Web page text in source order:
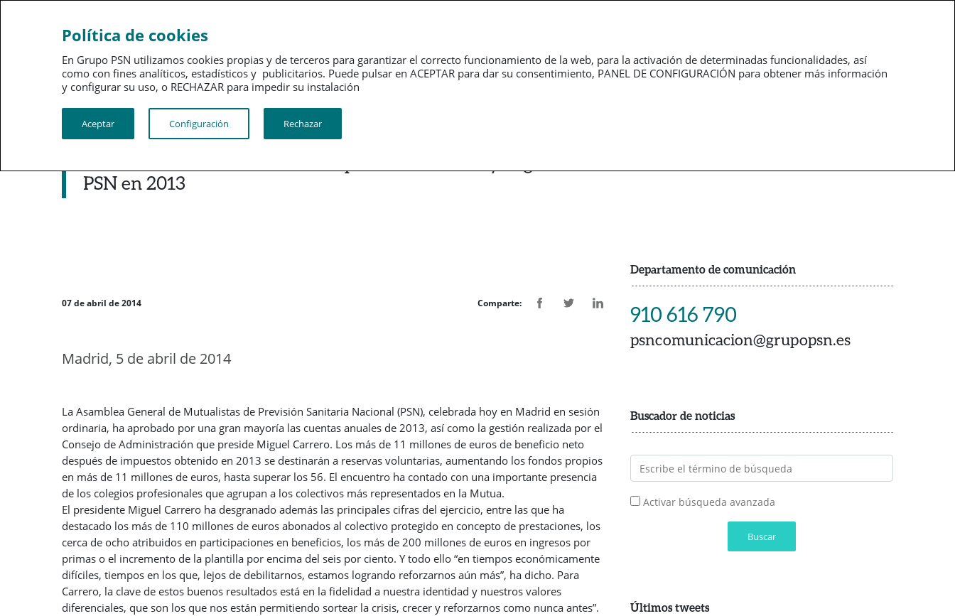
PSN
PSN al día Kit de prensa Revistas
Noticias destacadas
PSN en 2013
07 de abril de 2014 Comparte:
Madrid, 5 de abril de 2014
La Asamblea General de Mutualistas de Previsión Sanitaria Nacional (PSN), celebrada hoy en Madrid en sesión
ordinaria, ha aprobado por una gran mayoría las cuentas anuales de 2013, así como la gestión realizada por el
Consejo de Administración que preside Miguel Carrero. Los más de 11 millones de euros de beneficio neto
después de impuestos obtenido en 2013 se destinarán a reservas voluntarias, aumentando los fondos propios
en más de 11 millones de euros, hasta superar los 56. El encuentro ha contado con una importante presencia
de los colegios profesionales que agrupan a los colectivos más representados en la Mutua.
El presidente Miguel Carrero ha desgranado además las principales cifras del ejercicio, entre las que ha
destacado los más de 110 millones de euros abonados al colectivo protegido en concepto de prestaciones, los
cerca de ocho atribuidos en participaciones en beneficios, los más de 200 millones de euros en ingresos por
primas o el incremento de la plantilla por encima del seis por ciento. Y todo ello “en tiempos económicamente
difíciles, tiempos en los que, lejos de debilitarnos, estamos logrando reforzarnos aún más”, ha dicho. Para
Carrero, la clave de estos buenos resultados está en la fidelidad a nuestra identidad y nuestros valores
diferenciales, que son los que nos están permitiendo sortear la crisis, crecer y reforzarnos como nunca antes”.
Departamento de comunicación
910 616 790
psncomunicacion@grupopsn.es
Buscador de noticias
Activar búsqueda avanzada
Buscar
Últimos tweets
Política de cookies
En Grupo PSN utilizamos cookies propias y de terceros para garantizar el correcto funcionamiento de la web, para la activación de determinadas funcionalidades, así
como con fines analíticos, estadísticos y publicitarios. Puede pulsar en ACEPTAR para dar su consentimiento, PANEL DE CONFIGURACIÓN para obtener más información
y configurar su uso, o RECHAZAR para impedir su instalación​​​​​​​
Aceptar Configuración Rechazar